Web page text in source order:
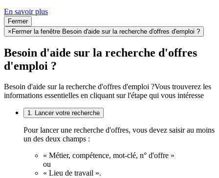
En savoir plus
Fermer
× Fermer la fenêtre Besoin d'aide sur la recherche d'offres d'emploi ?
Besoin d'aide sur la recherche d'offres
d'emploi ?
Besoin d'aide sur la recherche d'offres d'emploi ?Vous trouverez les
informations essentielles en cliquant sur l'étape qui vous intéresse
1. Lancer votre recherche
Pour lancer une recherche d'offres, vous devez saisir au moins
un des deux champs :
« Métier, compétence, mot-clé, n° d'offre »
ou
« Lieu de travail ».